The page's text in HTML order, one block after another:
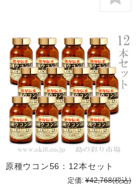
原種ウコン56：12本セット
定価: ¥42,768(税込)